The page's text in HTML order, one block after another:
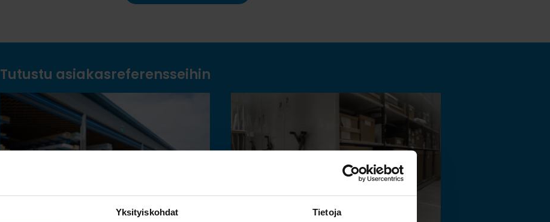
Yksityiskohdat Tietoja
Tutustu asiakasreferensseihin